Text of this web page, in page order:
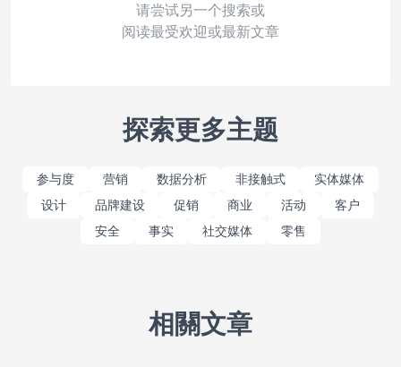
请尝试另一个搜索或
阅读最受欢迎或最新文章
探索更多主题
参与度 营销 数据分析 非接触式
实体媒体
设计
品牌建设 促销 商业 活动
客户
安全
事实 社交媒体 零售
相關文章